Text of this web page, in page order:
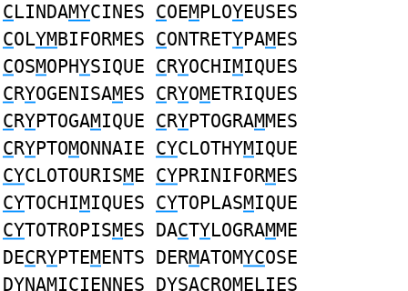
CLINDAMYCINES COEMPLOYEUSES
COLYMBIFORMES CONTRETYPAMES
COSMOPHYSIQUE CRYOCHIMIQUES
CRYOGENISAMES CRYOMETRIQUES
CRYPTOGAMIQUE CRYPTOGRAMMES
CRYPTOMONNAIE CYCLOTHYMIQUE
CYCLOTOURISME CYPRINIFORMES
CYTOCHIMIQUES CYTOPLASMIQUE
CYTOTROPISMES DACTYLOGRAMME
DECRYPTEMENTS DERMATOMYCOSE
DYNAMICIENNES DYSACROMELIES